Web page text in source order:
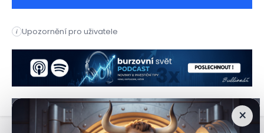
i Upozornění pro uživatele
Airbus oznámil, že v září 2025 dodal celkem 70 letadel, což
×